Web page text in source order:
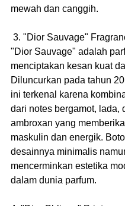
mewah dan canggih.
3. "Dior Sauvage"
"Dior Sauvage" adalah
menciptakan kesan kuat
Diluncurkan pada tahun
ini terkenal karena
dari notes bergamot, lada,
ambroxan yang
maskulin dan energik.
desainnya minimalis
mencerminkan estetika
dalam dunia parfum.